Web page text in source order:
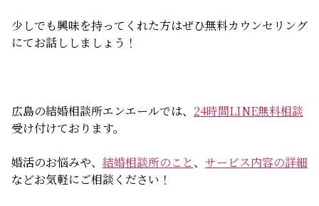
少しでも興味を持ってくれた方はぜひ無料カウンセリング
にてお話ししましょう！
広島の結婚相談所エンエールでは、 24時間LINE無料相談
受け付けております。
婚活のお悩みや、 結婚相談所のこと、 サービス内容の詳細
などお気軽にご相談ください！